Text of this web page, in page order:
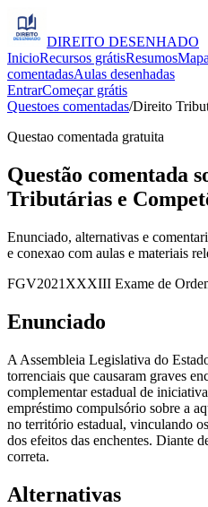
DIREITO DESENHADO
InicioRecursos grátisResumos
comentadasAulas desenhadas
EntrarComeçar grátis
Questoes comentadas/Direito
Questao comentada gratuita
Questão comentada
Tributárias e
Enunciado, alternativas e
e conexao com aulas e materiais
FGV2021 XXXIII Exame de
Enunciado
A Assembleia Legislativa do
torrenciais que causaram graves
complementar estadual de
empréstimo compulsório sobre a
no território estadual, vinculando
dos efeitos das enchentes. Diante
correta.
Alternativas